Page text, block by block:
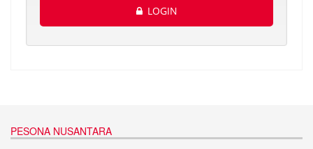
LOGIN
PESONA NUSANTARA